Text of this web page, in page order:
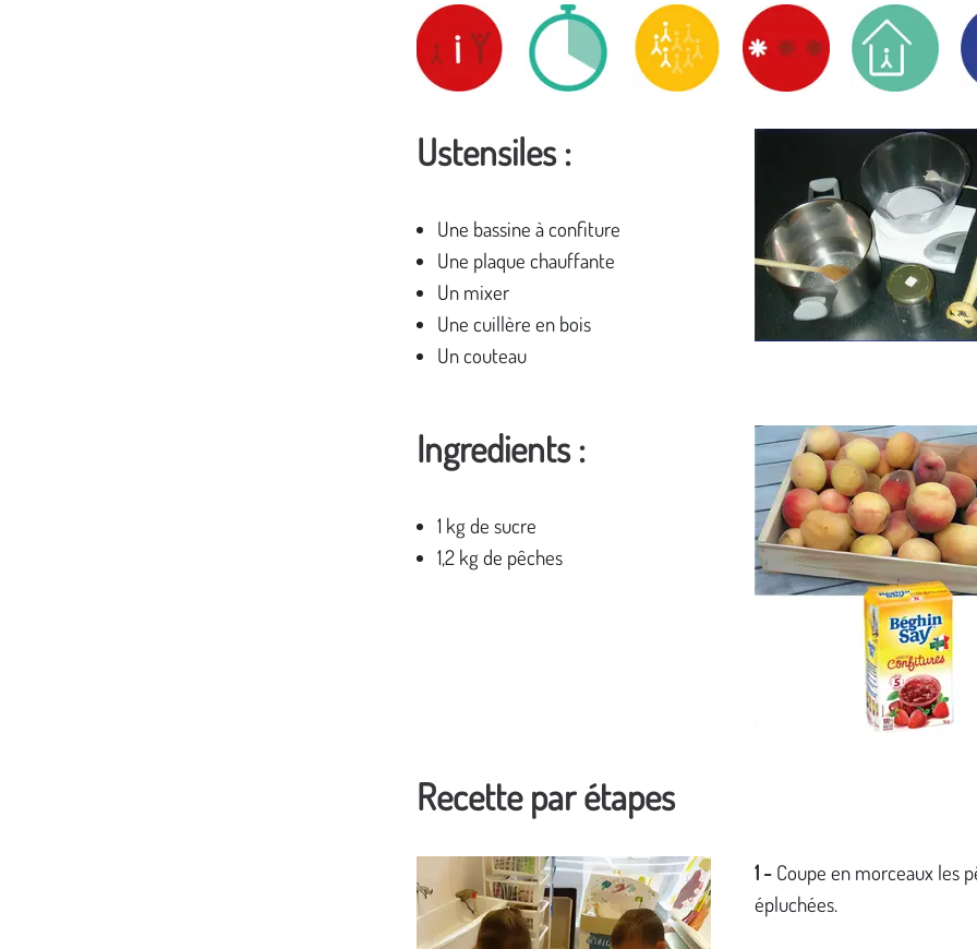
Ustensiles :
Une bassine à confiture
Une plaque chauffante
Un mixer
Une cuillère en bois
Un couteau
Ingredients :
1 kg de sucre
1,2 kg de pêches
Recette par étapes
1 - Coupe en morceaux les
épluchées.